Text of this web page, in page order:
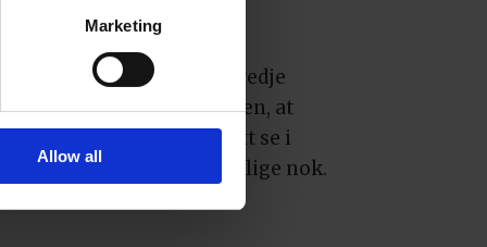
Marketing
Allow all
har kommentert den tredje
med Elin Vatnar Nilsen, at
høyere enn hva vi har fått se i
oppgaver ikke var tydelige nok.